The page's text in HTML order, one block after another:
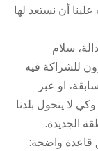
أن نستعد لها
سلام
للشراكة فيه
او عبر
لا يتحول بلدنا
الجديدة.
قاعدة واضحة: